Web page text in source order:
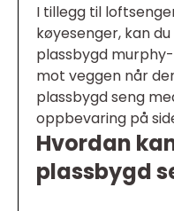
I tillegg til
køyesenger, kan
plassbygd
mot veggen når
plassbygd seng
oppbevaring på
Hvordan
plassbygd